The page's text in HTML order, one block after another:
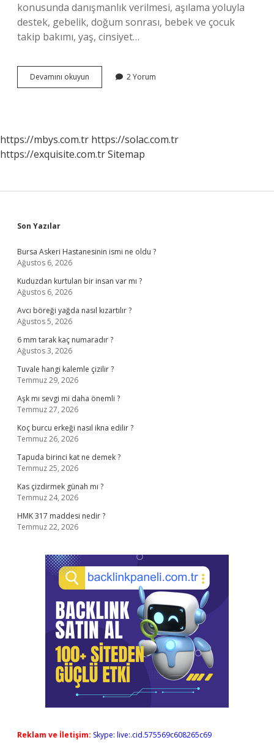
konusunda danışmanlık verilmesi, aşılama yoluyla
destek, gebelik, doğum sonrası, bebek ve çocuk
takip bakımı, yaş, cinsiyet…
Devamını okuyun
Sağlığı
2 Yorum
https://mbys.com.tr https://solac.com.tr
https://exquisite.com.trSitemap
Sidebar
Son Yazılar
Bursa Askeri Hastanesinin ismi ne oldu ?
Ağustos 6, 2026
Kuduzdan kurtulan bir insan var mı ?
Ağustos 6, 2026
Avcı böreği yağda nasıl kızartılır ?
Ağustos 5, 2026
6 mm tarak kaç numaradır ?
Ağustos 3, 2026
Tuvale hangi kalemle çizilir ?
Temmuz 29, 2026
Aşk mı sevgi mi daha önemli ?
Temmuz 27, 2026
Koç burcu erkeği nasıl ikna edilir ?
Temmuz 26, 2026
Tapuda birinci kat ne demek ?
Temmuz 25, 2026
Kas çizdirmek günah mı ?
Temmuz 24, 2026
HMK 317 maddesi nedir ?
Temmuz 22, 2026
Reklam ve İletişim: Skype: live:.cid.575569c608265c69